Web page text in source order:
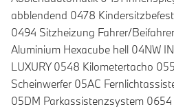
abblendend 0478
0494 Sitzheizung Fahrer/
Aluminium Hexacube hell 04NW
LUXURY 0548 Kilometertacho
Scheinwerfer 05AC
05DM Parkassistenzsystem